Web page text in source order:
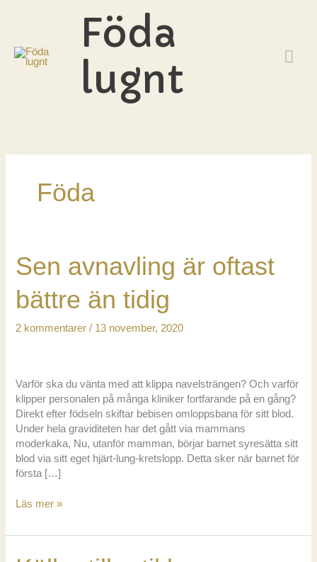
Föda
lugnt
Föda
Sen avnavling är oftast
bättre än tidig
2 kommentarer / 13 november, 2020
Varför ska du vänta med att klippa navelsträngen? Och varför
klipper personalen på många kliniker fortfarande på en gång?
Direkt efter födseln skiftar bebisen omloppsbana för sitt blod.
Under hela graviditeten har det gått via mammans
moderkaka, Nu, utanför mamman, börjar barnet syresätta sitt
blod via sitt eget hjärt-lung-kretslopp. Detta sker när barnet för
första […]
Sen
är
Läs mer »